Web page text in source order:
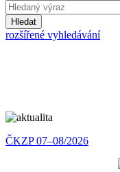
Hledat
rozšířené vyhledávání
ČKZP 07–08/2026